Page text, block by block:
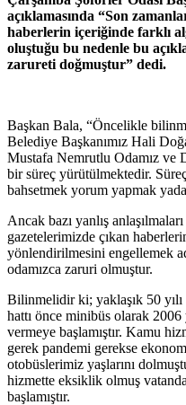
açıklamasında “Son
haberlerin içeriğinde farklı
oluştuğu bu nedenle bu
zarureti doğmuştur” dedi.
Başkan Bala, “Öncelikle
Belediye Başkanımız Hali
Mustafa Nemrutlu Odamız
bir süreç yürütülmektedir.
bahsetmek yorum yapmak
Ancak bazı yanlış
gazetelerimizde çıkan
yönlendirilmesini engellemek
odamızca zaruri olmuştur.
Bilinmelidir ki; yaklaşık 50 yılı
hattı önce minibüs olarak
vermeye başlamıştır. Kamu
gerek pandemi gerekse
otobüslerimiz yaşlarını
hizmette eksiklik olmuş
başlamıştır.